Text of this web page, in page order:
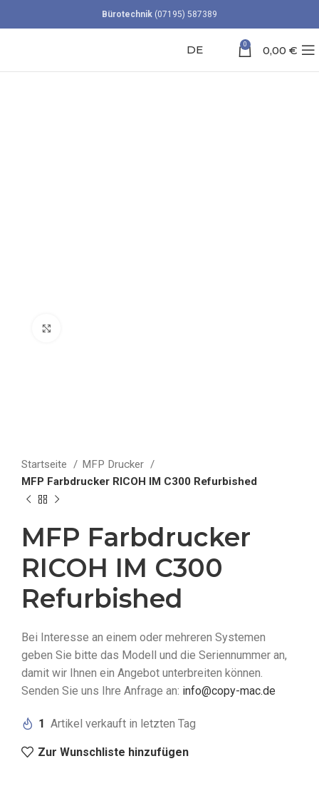
Bürotechnik (07195) 587389
DE 0 0,00 €
Startseite
MFP Drucker
MFP Farbdrucker RICOH IM C300 Refurbished
MFP Farbdrucker
RICOH IM C300
Refurbished
Bei Interesse an einem oder mehreren Systemen
geben Sie bitte das Modell und die Seriennummer an,
damit wir Ihnen ein Angebot unterbreiten können.
Senden Sie uns Ihre Anfrage an: info@copy-mac.de
1 Artikel verkauft in letzten Tag
Zur Wunschliste hinzufügen